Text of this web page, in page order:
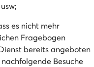
es nicht mehr
Fragebogen
bereits angeboten
Besuche